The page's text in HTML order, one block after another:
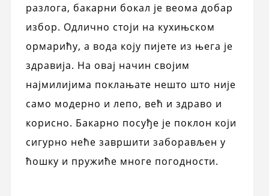
разлога, бакарни бокал је веома добар
избор. Одлично стоји на кухињском
ормарићу, а вода коју пијете из њега је
здравија. На овај начин својим
најмилијима поклањате нешто што није
само модерно и лепо, већ и здраво и
корисно. Бакарно посуђе је поклон који
сигурно неће завршити заборављен у
ћошку и пружиће многе погодности.